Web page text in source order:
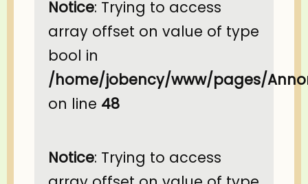
Notice: Trying to access
array offset on value of type
bool in
/home/jobency/www/pages/
on line 48
Notice: Trying to access